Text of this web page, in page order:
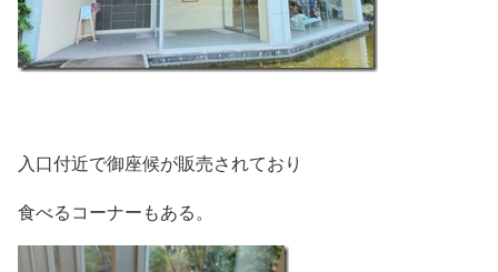
入口付近で御座候が販売されており
食べるコーナーもある。